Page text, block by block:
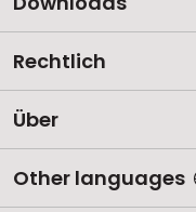
Rechtlich
Über
Other languages